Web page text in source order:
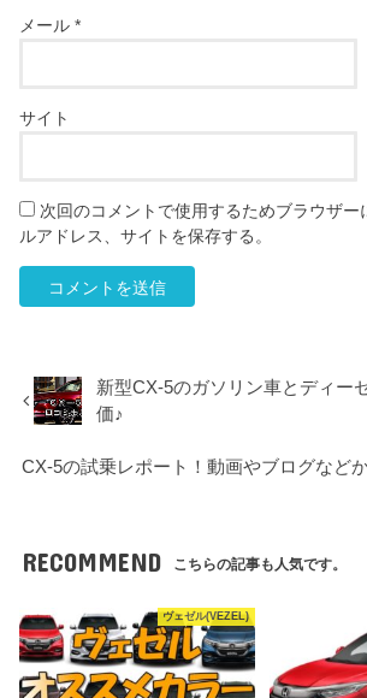
メール*
サイト
次回のコメントで使用するためブラウザー
ルアドレス、サイトを保存する。
新型CX-5のガソリン車とディー
価♪
CX-5の試乗レポート！動画やブログなど
RECOMMEND こちらの記事も人気です。
ヴェゼル(VEZEL)